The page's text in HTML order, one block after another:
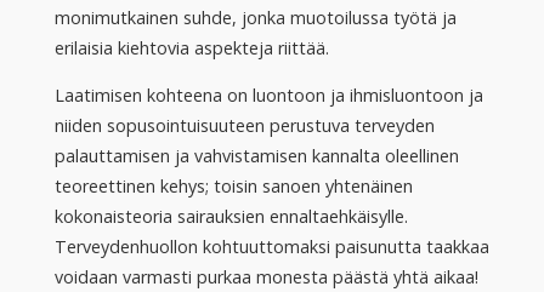
monimutkainen suhde, jonka muotoilussa työtä ja
erilaisia kiehtovia aspekteja riittää.
Laatimisen kohteena on luontoon ja ihmisluontoon ja
niiden sopusointuisuuteen perustuva terveyden
palauttamisen ja vahvistamisen kannalta oleellinen
teoreettinen kehys; toisin sanoen yhtenäinen
kokonaisteoria sairauksien ennaltaehkäisylle.
Terveydenhuollon kohtuuttomaksi paisunutta taakkaa
voidaan varmasti purkaa monesta päästä yhtä aikaa!